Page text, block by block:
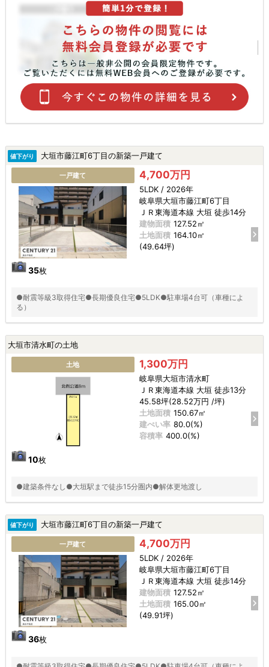
値下がり 大垣市藤江町6丁目の新築一戸建て
一戸建て
35枚
4,700万円
5LDK / 2026年
岐阜県大垣市藤江町6丁目
ＪＲ東海道本線 大垣 徒歩14分
建物面積 127.52㎡
土地面積 164.10㎡
(49.64坪)
●耐震等級3取得住宅●長期優良住宅●5LDK●駐車場4台可（車種によ
る）
大垣市清水町の土地
土地
10枚
1,300万円
岐阜県大垣市清水町
ＪＲ東海道本線 大垣 徒歩13分
45.58坪(28.52万円 /坪)
土地面積 150.67㎡
建ぺい率 80.0(%)
容積率 400.0(%)
●建築条件なし●大垣駅まで徒歩15分圏内●解体更地渡し
値下がり 大垣市藤江町6丁目の新築一戸建て
一戸建て
36枚
4,700万円
5LDK / 2026年
岐阜県大垣市藤江町6丁目
ＪＲ東海道本線 大垣 徒歩14分
建物面積 127.52㎡
土地面積 165.00㎡
(49.91坪)